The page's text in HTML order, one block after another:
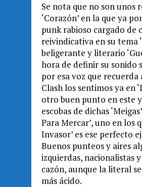
Se nota que no son unos
‘Corazón’ en la que ya
punk rabioso cargado de
reivindicativa en su tema
beligerante y literario
hora de definir su sonido
por esa voz que
Clash los sentimos ya en
otro buen punto en este y
escobas de dichas
Para Mercar’, uno en los
Invasor’ es ese perfecto
Buenos punteos y aires
izquierdas, nacionalistas
cazón, aunque la literal
más ácido.